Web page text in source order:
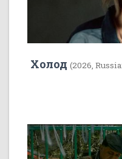
Холод (2026,